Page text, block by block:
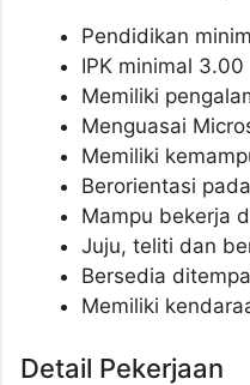
Pendidikan
IPK minimal 3.00
Memiliki
Menguasai
Memiliki
Berorientasi
Mampu bekerja
Juju, teliti dan
Bersedia
Memiliki
Detail Pekerjaan